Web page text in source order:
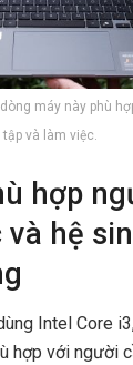
máy này phù
tập và làm việc.
hợp
hệ
Intel Core
hợp với người